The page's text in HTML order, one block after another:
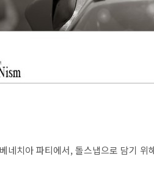
네치아 파티에서, 돌스냅으로 담기